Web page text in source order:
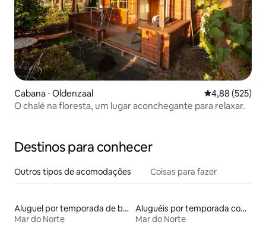
Cabana ⋅ Oldenzaal 4,88 de uma
4,88 (525)
O chalé na floresta, um lugar aconchegante para relaxar.
Destinos para conhecer
Outros tipos de acomodações Coisas para fazer
Aluguel por temporada de barcos
Mar do Norte
Aluguéis por temporada com café da manhã
Mar do Norte